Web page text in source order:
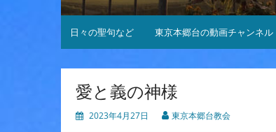
日々の聖句など 東京本郷台の動画チャンネル
愛と義の神様
2023年4月27日 東京本郷台教会